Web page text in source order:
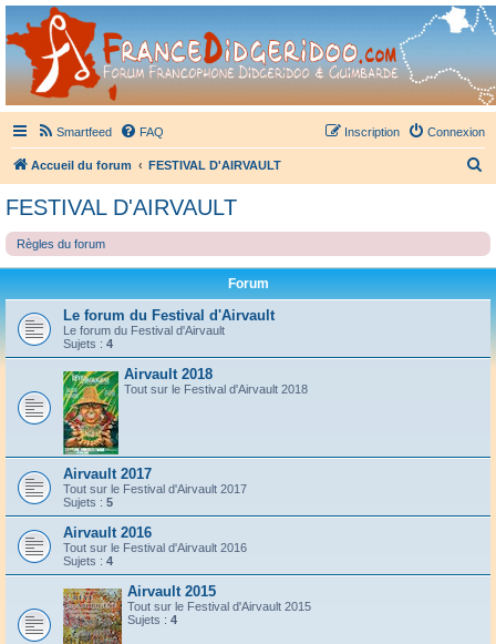
France Didgeridoo
Didgeridoo et Guimbarde sur France Didgeridoo - retrouvez la communauté.
Smartfeed FAQ Connexion
Inscription
Accueil du forum FESTIVAL D'AIRVAULT
e
r
FESTIVAL D'AIRVAULT
Règles du forum
Forum
Le forum du Festival d'Airvault
Le forum du Festival d'Airvault
Sujets : 4
Airvault 2018
Tout sur le Festival d'Airvault 2018
Airvault 2017
Tout sur le Festival d'Airvault 2017
Sujets : 5
Airvault 2016
Tout sur le Festival d'Airvault 2016
Sujets : 4
Airvault 2015
Tout sur le Festival d'Airvault 2015
Sujets : 4